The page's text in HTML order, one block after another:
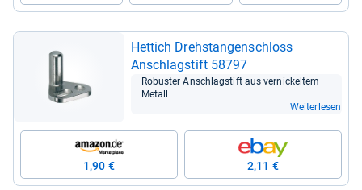
Het­tich Dreh­stan­gen­schloss
Anschlag­stift 58797
Robus­ter Anschlag­stift aus ver­ni­ckel­tem
Metall
Weiterlesen
1,90 € 2,11 €